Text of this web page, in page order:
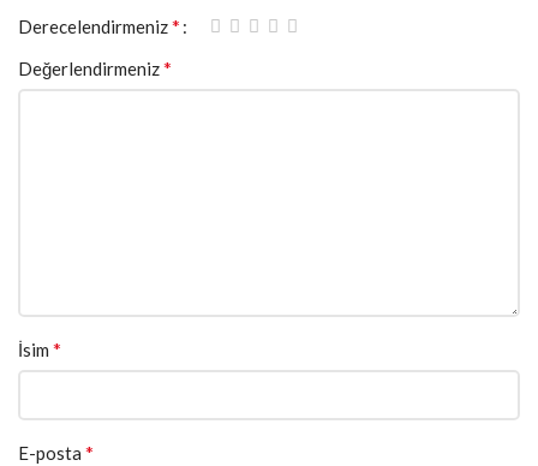
Derecelendirmeniz*
Değerlendirmeniz*
İsim *
E-posta *